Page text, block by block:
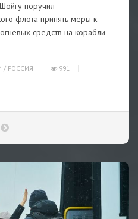
поручил
флота принять меры к
средств на корабли
/ РОССИЯ
991